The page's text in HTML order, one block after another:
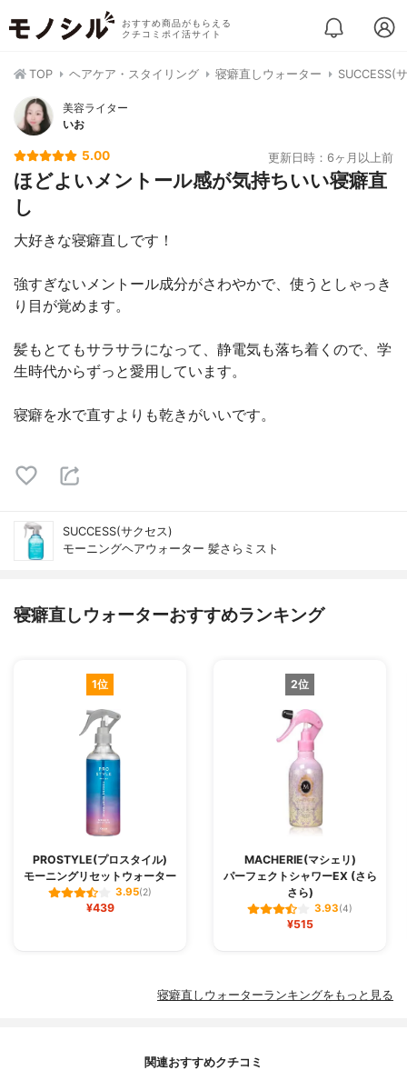
おすすめ商品がもらえる
クチコミポイ活サイト
TOP ヘアケア・スタイリング 寝癖直しウォーター SUCCESS(
美容ライター
いお
5.00 更新日時：6ヶ月以上前
ほどよいメントール感が気持ちいい寝癖直
し
大好きな寝癖直しです！
強すぎないメントール成分がさわやかで、使うとしゃっき
り目が覚めます。
髪もとてもサラサラになって、静電気も落ち着くので、学
生時代からずっと愛用しています。
寝癖を水で直すよりも乾きがいいです。
SUCCESS(サクセス)
モーニングヘアウォーター 髪さらミスト
寝癖直しウォーターおすすめランキング
1位
PROSTYLE(プロスタイル)
モーニングリセットウォーター
3.95(2)
¥439
2位
MACHERIE(マシェリ)
パーフェクトシャワーEX (さら
さら)
3.93(4)
¥515
寝癖直しウォーターランキングをもっと見る
関連おすすめクチコミ